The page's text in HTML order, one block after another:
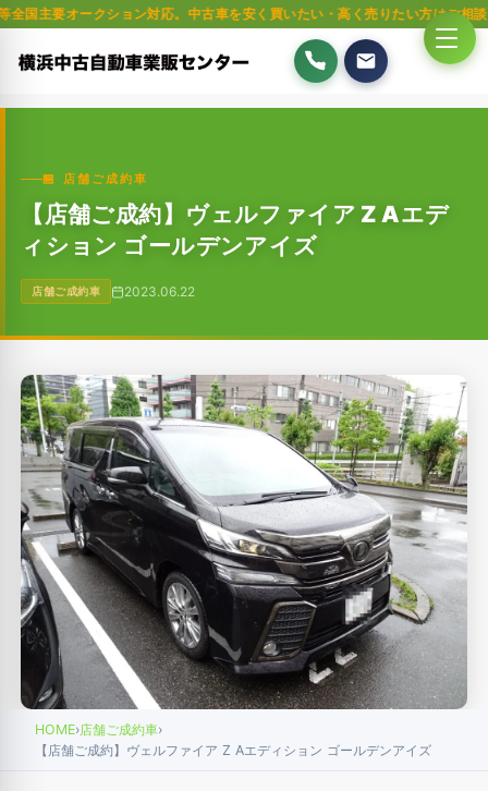
ション対応。中古車を安く買いたい・高く売りたい方はご相談ください。
🏪 店舗ご成約車
【店舗ご成約】ヴェルファイア Z Aエデ
ィション ゴールデンアイズ
店舗ご成約車 2023.06.22
HOME›店舗ご成約車›
【店舗ご成約】ヴェルファイア Z Aエディション ゴールデンアイズ